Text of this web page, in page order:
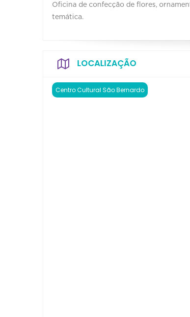
Oficina de confecção de flores,
temática.
LOCALIZAÇÃO
Centro Cultural São Bernardo